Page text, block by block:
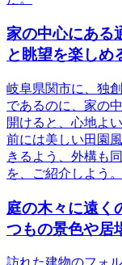
家の中心にある
と眺望を楽しめ
岐阜県関市に、独
であるのに、家の
開けると、心地よ
前には美しい田園
きるよう、外構も
を、ご紹介しよう。
庭の木々に遠
つもの景色や居